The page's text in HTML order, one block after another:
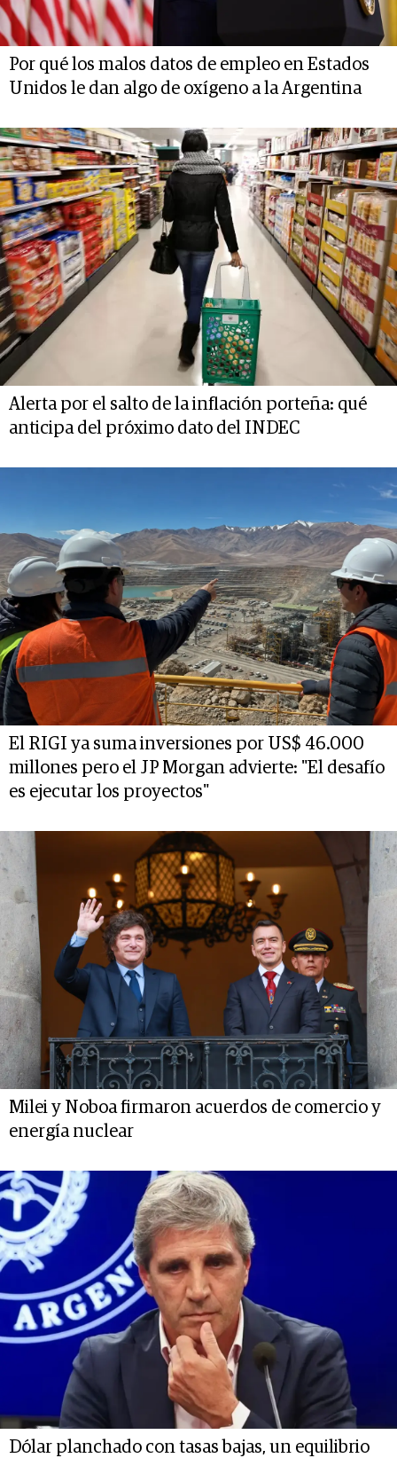
Por qué los malos datos de empleo en Estados
Unidos le dan algo de oxígeno a la Argentina
Alerta por el salto de la inflación porteña: qué
anticipa del próximo dato del INDEC
El RIGI ya suma inversiones por US$ 46.000
millones pero el JP Morgan advierte: "El desafío
es ejecutar los proyectos"
Milei y Noboa firmaron acuerdos de comercio y
energía nuclear
Dólar planchado con tasas bajas, un equilibrio